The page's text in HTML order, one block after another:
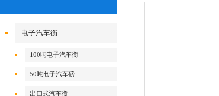
电子汽车衡
100吨电子汽车衡
50吨电子汽车磅
出口式汽车衡